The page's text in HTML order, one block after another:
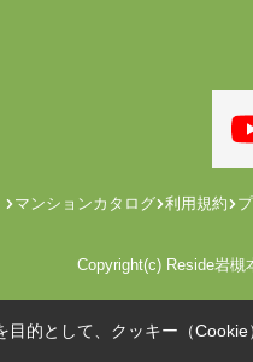
マンションカタログ 利用規約
Copyright(c) Reside岩
的として、クッキー（Cookie